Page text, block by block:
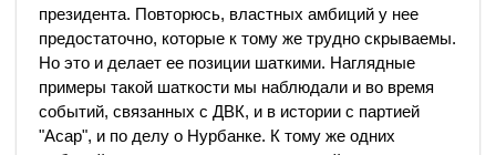
президента. Повторюсь, властных амбиций у нее
предостаточно, которые к тому же трудно скрываемы.
Но это и делает ее позиции шаткими. Наглядные
примеры такой шаткости мы наблюдали и во время
событий, связанных с ДВК, и в истории с партией
"Асар", и по делу о Нурбанке. К тому же одних